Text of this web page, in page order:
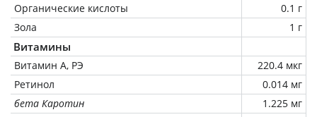
Органические кислоты
0.1 г
Зола
1 г
Витамины
Витамин А, РЭ
220.4 мкг
Ретинол
0.014 мг
бета Каротин
1.225 мг